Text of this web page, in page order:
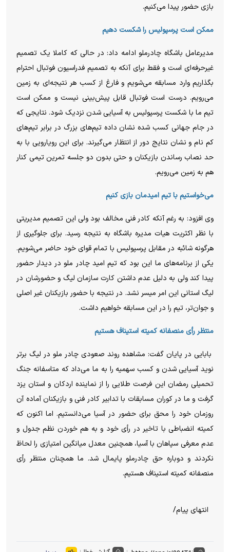
بازی حضور پیدا می‌کنیم.
ممکن است پرسپولیس را شکست دهیم
مدیرعامل باشگاه چادرملو ادامه داد: در حالی که کاملا یک تصمیم
غیرحرفه‌ای است و فقط برای آنکه به تصمیم فدراسیون فوتبال احترام
بگذاریم وارد مسابقه می‌شویم و فارغ از کسب هر نتیجه‌ای به زمین
می‌رویم. درست است فوتبال قابل پیش‌بینی نیست و ممکن است
تیم ما با شکست پرسپولیس به آسیایی شدن نزدیک شود. نتایجی که
در جام جهانی کسب شده نشان داده تیم‌های بزرگ در برابر تیم‌های
کم نام و نشان نتایج دور از انتظار می‌گیرند. برای این رویارویی با به
حد نصاب رساندن بازیکنان و حتی بدون دو جلسه تمرین تیمی کنار
هم به زمین می‌رویم.
می‌خواستیم با تیم امیدمان بازی کنیم
وی افزود: به رغم آنکه کادر فنی مخالف بود ولی این تصمیم مدیریتی
با نظر اکثریت هیات مدیره باشگاه به نتیجه رسید. برای جلوگیری از
هرگونه شائبه در مقابل پرسپولیس با تمام قوای خود حاضر می‌شویم.
یکی از برنامه‌های ما این بود که تیم امید چادر ملو در دیدار حضور
پیدا کند ولی به دلیل عدم داشتن کارت سازمان لیگ و حضورشان در
لیگ استانی این امر میسر نشد. در نتیجه با حضور بازیکنان غیر اصلی
و جوان‌تر، تیم را در این مسابقه خواهیم داشت.
منتظر رأی منصفانه کمیته استیناف هستیم
بابایی در پایان گفت: مشاهده روند صعودی چادر ملو در لیگ برتر
نوید آسیایی شدن و کسب سهمیه را به ما می‌داد که متاسفانه جنگ
تحمیلی رمضان این فرصت طلایی را از نماینده اردکان و استان یزد
گرفت و ما در کوران مسابقات با تدابیر کادر فنی و بازیکنان آماده آن
روزمان خود را محق برای حضور در آسیا می‌دانستیم. اما اکنون که
کمیته انضباطی با تاخیر در رأی خود و به هم خوردن نظم جدول و
عدم معرفی سپاهان با آسیا، همچنین معدل میانگین امتیازی را لحاظ
نکردند و دوباره حق چادرملو پایمال شد. ما همچنان منتظر رأی
منصفانه کمیته استیناف هستیم.
انتهای پیام/